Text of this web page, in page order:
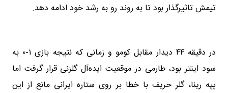
تیمش تاثیرگذار بود تا به روند رو به رشد خود ادامه دهد.
در دقیقه ۴۴ دیدار مقابل کومو و زمانی که نتیجه بازی ۱-۰ به
سود اینتر بود، طارمی در موقعیت ایده‌آل گلزنی قرار گرفت اما
پپه رینا، گلر حریف با خطا بر روی ستاره ایرانی مانع از این